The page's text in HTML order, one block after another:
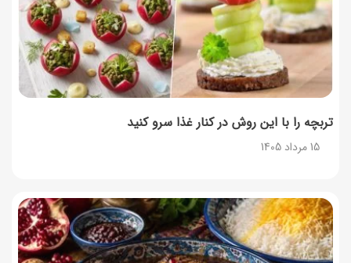
تربچه را با این روش در کنار غذا سرو کنید
15 مرداد 1405
طرز تهیه حلوای بحرینی؛ دسر سنتی خاورمیانه‌ای
13 مرداد 1405